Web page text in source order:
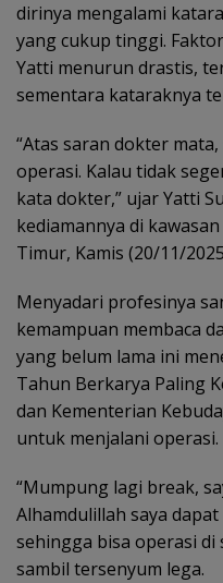
dirinya mengalami
yang cukup tinggi.
Yatti menurun drastis,
sementara kataraknya
“Atas saran dokter
operasi. Kalau tidak
kata dokter,” ujar Yatti
kediamannya di
Timur, Kamis (20/11/
Menyadari profesinya
kemampuan membaca
yang belum lama ini
Tahun Berkarya Paling
dan Kementerian
untuk menjalani operasi.
“Mumpung lagi break,
Alhamdulillah saya
sehingga bisa operasi di
sambil tersenyum lega.